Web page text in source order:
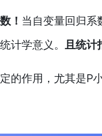
！ 当自变量回归系
计学意义。 且统计
的作用，尤其是P